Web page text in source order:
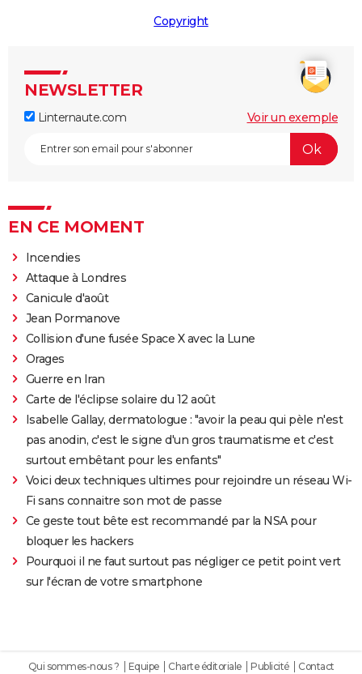
Copyright
NEWSLETTER
Linternaute.com Voir un exemple
EN CE MOMENT
Incendies
Attaque à Londres
Canicule d'août
Jean Pormanove
Collision d'une fusée Space X avec la Lune
Orages
Guerre en Iran
Carte de l'éclipse solaire du 12 août
Isabelle Gallay, dermatologue : "avoir la peau qui pèle n'est
pas anodin, c'est le signe d'un gros traumatisme et c'est
surtout embêtant pour les enfants"
Voici deux techniques ultimes pour rejoindre un réseau Wi-
Fi sans connaitre son mot de passe
Ce geste tout bête est recommandé par la NSA pour
bloquer les hackers
Pourquoi il ne faut surtout pas négliger ce petit point vert
sur l'écran de votre smartphone
Qui sommes-nous ? Equipe Charte éditoriale Publicité Contact